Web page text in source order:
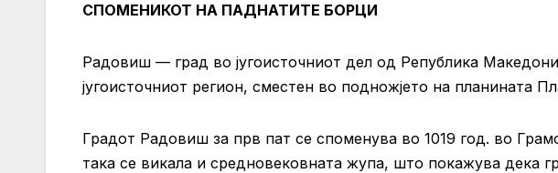
СПОМЕНИКОТ НА ПАДНАТИТЕ БОРЦИ
Радовиш — град во југоисточниот дел од Република
југоисточниот регион, сместен во подножјето на планината
Градот Радовиш за прв пат се споменува во 1019 год. во
така се викала и средновековната жупа, што покажува дека